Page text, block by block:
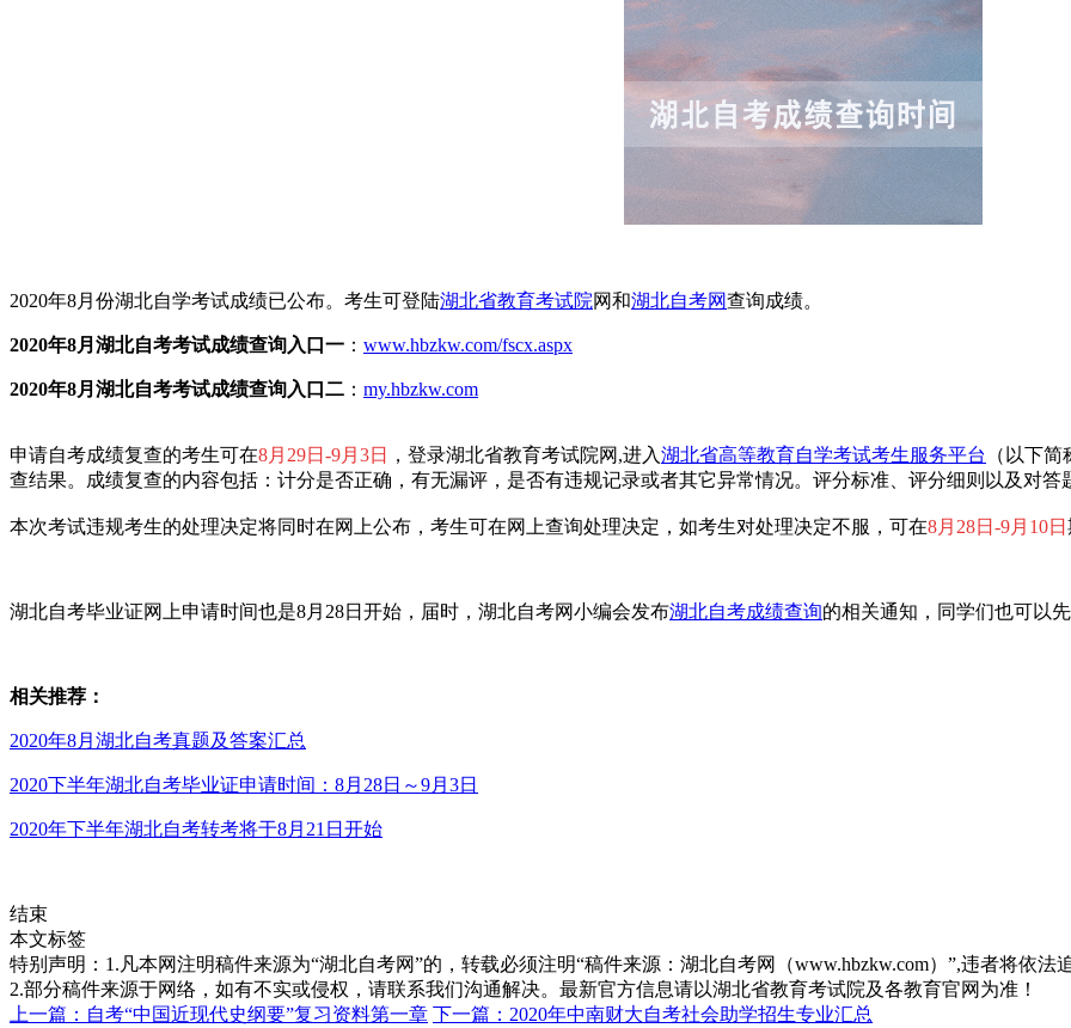
2020年8月份湖北自学考试成绩已公布。考生可登陆湖北省教育考试院网和湖北自考网查询成绩。
2020年8月湖北自考考试成绩查询入口一 ： www.hbzkw.com/fscx.aspx
2020年8月湖北自考考试成绩查询入口 二 ： my.hbzkw.com
申请自考成绩复查的考生可在8月29日-9月3日 ，登录湖北省教育考试院网,进入湖北省高等教育自学考试考生服务平台 （以下简
查结果。成绩复查的内容包括：计分是否正确，有无漏评，是否有违规记录或者其它异常情况。评分标准、评分细则以及对答
本次考试违规考生的处理决定将同时在网上公布，考生可在网上查询处理决定，如考生对处理决定不服，可在8月28日-9月10日
湖北自考毕业证网上申请时间也是8月28日开始，届时，湖北自考网小编会发布湖北自考成绩查询的相关通知，同学们也可以
相关推荐：
2020年8月湖北自考真题及答案汇总
2020下半年湖北自考毕业证申请时间：8月28日～9月3日
2020年下半年湖北自考转考将于8月21日开始
结束
本文标签
特别声明：1.凡本网注明稿件来源为“湖北自考网”的，转载必须注明“稿件来源：湖北自考网（www.hbzkw.com）”,违者将依法
2.部分稿件来源于网络，如有不实或侵权，请联系我们沟通解决。最新官方信息请以湖北省教育考试院及各教育官网为准！
上一篇：自考“中国近现代史纲要”复习资料第一章 下一篇：2020年中南财大自考社会助学招生专业汇总